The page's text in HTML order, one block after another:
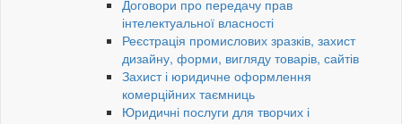
Договори про передачу прав
інтелектуальної власності
Реєстрація промислових зразків, захист
дизайну, форми, вигляду товарів, сайтів
Захист і юридичне оформлення
комерційних таємниць
Юридичні послуги для творчих і